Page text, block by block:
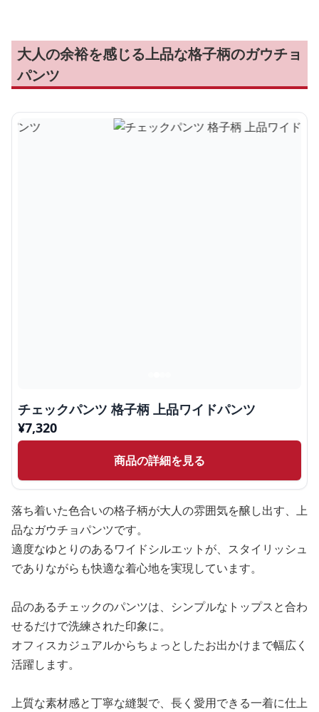
大人の余裕を感じる上品な格子柄のガウチョ
パンツ
チェックパンツ 格子柄 上品ワイドパンツ
¥7,320
商品の詳細を見る
落ち着いた色合いの格子柄が大人の雰囲気を醸し出す、上
品なガウチョパンツです。
適度なゆとりのあるワイドシルエットが、スタイリッシュ
でありながらも快適な着心地を実現しています。
品のあるチェックのパンツは、シンプルなトップスと合わ
せるだけで洗練された印象に。
オフィスカジュアルからちょっとしたお出かけまで幅広く
活躍します。
上質な素材感と丁寧な縫製で、長く愛用できる一着に仕上